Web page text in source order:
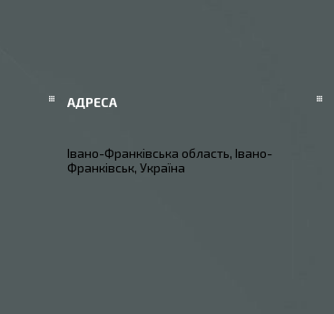
Івано-Франківська область, Івано-
Франківськ, Україна